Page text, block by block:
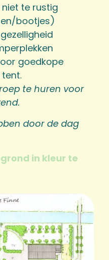
niet te rustig
bootjes)
goedkope
te huren voor
door de dag
in kleur te